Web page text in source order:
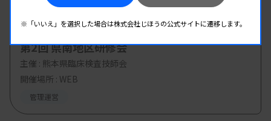
2026.08.19（水）-2026.08.19（水）
第2回 県南地区研修会
主催 : 熊本県臨床検査技師会
開催場所 : WEB
管理運営
※「いいえ」を選択した場合は株式会社じほうの公式サイトに遷移します。